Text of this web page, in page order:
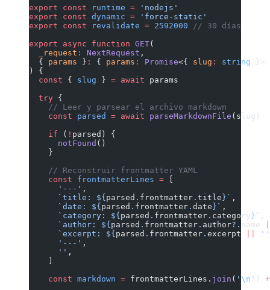
export const runtime = 'nodejs'
export const dynamic = 'force-static'
export const revalidate = 2592000 // 30 días
export async function GET(
  _request
: NextRequest ,
  {
params } : { params : Promise<{ slug : string }>
) {
  const
{ slug } = await params
  try
{
    // Leer y parsear el archivo markdown
    const
parsed = await parseMarkdownFile (slug)
    if
( ! parsed) {
      notFound
()
    }
    // Reconstruir frontmatter YAML
    const
frontmatterLines =
      '---'
,
      `title: ${
parsed . frontmatter . title }` ,
      `date: ${
parsed . frontmatter . date }` ,
      `category: ${
parsed . frontmatter . category }` ,
      `author: ${
parsed . frontmatter . author?. name
      `excerpt: ${
parsed . frontmatter . excerpt
      '---'
,
      ''
,
    const
markdown = frontmatterLines. join ( ' \n ' ) +